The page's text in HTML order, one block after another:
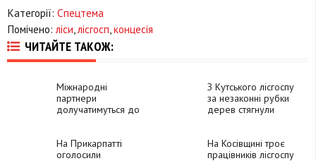
Категорії: Спецтема
Помічено: ліси лісгосп концесія
ЧИТАЙТЕ ТАКОЖ:
Міжнародні
партнери
долучатимуться до
З Кутського лісгоспу
за незаконні рубки
дерев стягнули
На Прикарпатті
оголосили
На Косівщині троє
працівників лісгоспу